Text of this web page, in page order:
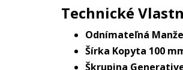
Technické
Odnímateľná
Šírka Kopyta 100
Škrupina